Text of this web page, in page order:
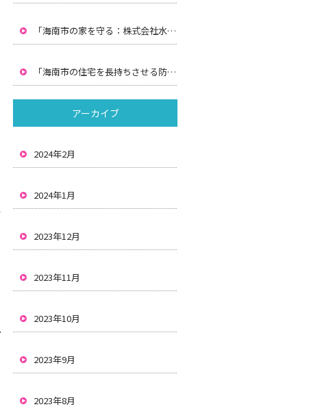
「海南市の家を守る：株式会社水間による防水工事と雨漏りの解決策」
「海南市の住宅を長持ちさせる防水と雨漏り対策：株式会社水間の解決策」
アーカイブ
2024年2月
2024年1月
2023年12月
2023年11月
2023年10月
2023年9月
2023年8月